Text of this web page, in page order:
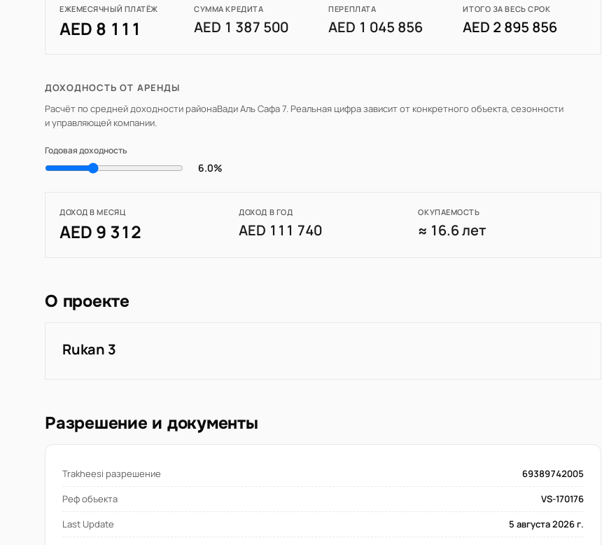
ЕЖЕМЕСЯЧНЫЙ ПЛАТЁЖ
AED 8 111
СУММА КРЕДИТА
AED 1 387 500
ПЕРЕПЛАТА
AED 1 045 856
ИТОГО ЗА ВЕСЬ СРОК
AED 2 895 856
ДОХОДНОСТЬ ОТ АРЕНДЫ
Расчёт по средней доходности районаВади Аль Сафа 7. Реальная цифра зависит от конкретного объекта, сезонности
и управляющей компании.
Годовая доходность
6.0%
ДОХОД В МЕСЯЦ
AED 9 312
ДОХОД В ГОД
AED 111 740
ОКУПАЕМОСТЬ
≈ 16.6 лет
О проекте
Rukan 3
Разрешение и документы
Trakheesi разрешение
69389742005
Реф объекта
VS-170176
Last Update
5 августа 2026 г.